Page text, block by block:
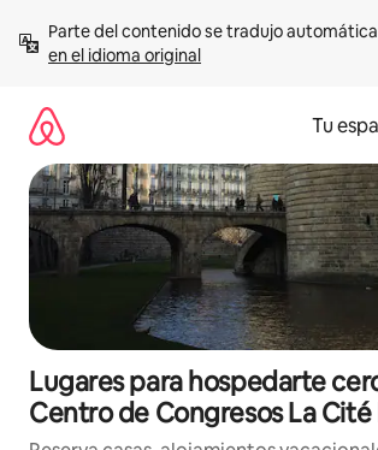
contenido
Parte del contenido se tradujo
en el idioma original
Tu
Lugares para hospedarte
Centro de Congresos La